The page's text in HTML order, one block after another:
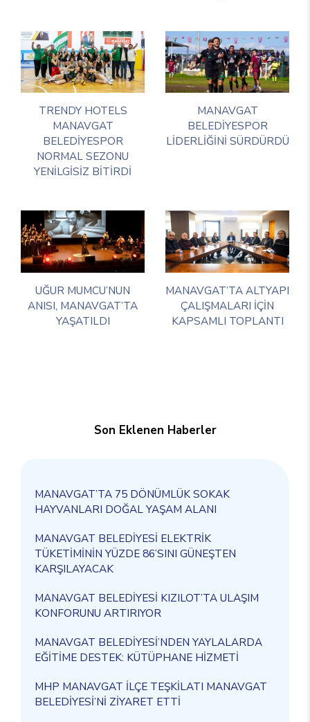
TRENDY HOTELS
MANAVGAT
BELEDİYESPOR
NORMAL SEZONU
YENİLGİSİZ BİTİRDİ
MANAVGAT
BELEDİYESPOR
LİDERLİĞİNİ SÜRDÜRDÜ
UĞUR MUMCU’NUN
ANISI, MANAVGAT’TA
YAŞATILDI
MANAVGAT’TA ALTYAPI
ÇALIŞMALARI İÇİN
KAPSAMLI TOPLANTI
Son Eklenen Haberler
MANAVGAT’TA 75 DÖNÜMLÜK SOKAK
HAYVANLARI DOĞAL YAŞAM ALANI
MANAVGAT BELEDİYESİ ELEKTRİK
TÜKETİMİNİN YÜZDE 86’SINI GÜNEŞTEN
KARŞILAYACAK
MANAVGAT BELEDİYESİ KIZILOT’TA ULAŞIM
KONFORUNU ARTIRIYOR
MANAVGAT BELEDİYESİ’NDEN YAYLALARDA
EĞİTİME DESTEK: KÜTÜPHANE HİZMETİ
MHP MANAVGAT İLÇE TEŞKİLATI MANAVGAT
BELEDİYESİ’Nİ ZİYARET ETTİ